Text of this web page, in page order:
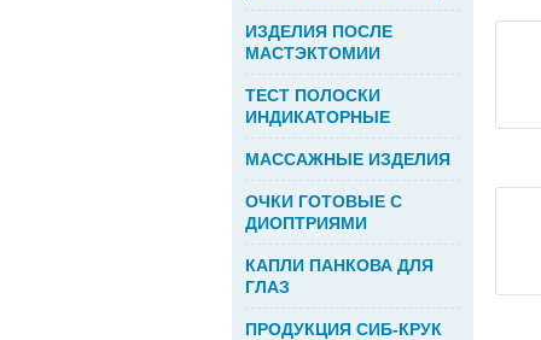
ИЗДЕЛИЯ ПОСЛЕ
МАСТЭКТОМИИ
ТЕСТ ПОЛОСКИ
ИНДИКАТОРНЫЕ
МАССАЖНЫЕ ИЗДЕЛИЯ
ОЧКИ ГОТОВЫЕ С
ДИОПТРИЯМИ
КАПЛИ ПАНКОВА ДЛЯ
ГЛАЗ
ПРОДУКЦИЯ СИБ-КРУК